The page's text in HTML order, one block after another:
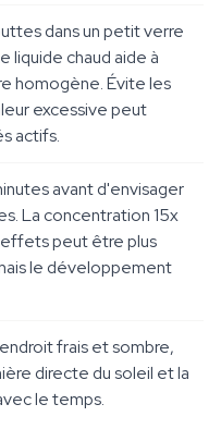
dans un petit verre
liquide chaud aide à
homogène. Évite les
excessive peut
actifs.
avant d'envisager
La concentration 15x
peut être plus
le développement
frais et sombre,
directe du soleil et la
le temps.